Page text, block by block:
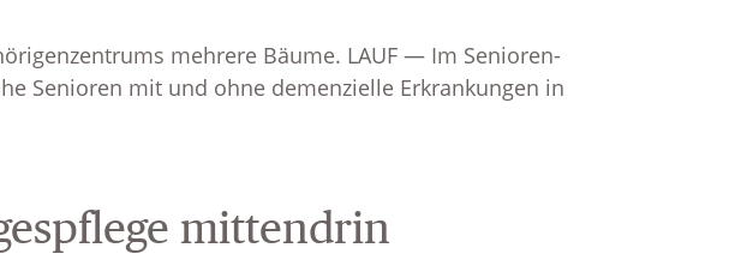
mehrere Bäume. LAUF — Im Senioren-
Senioren mit und ohne demenzielle Erkrankungen in
mittendrin